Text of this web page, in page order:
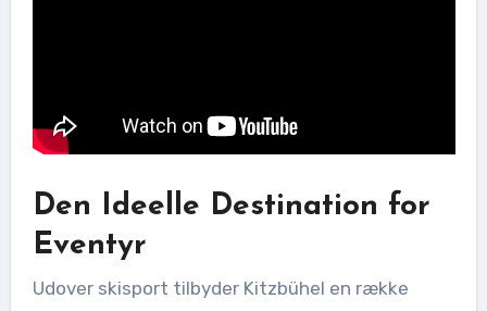
Den Ideelle Destination for
Eventyr
Udover skisport tilbyder Kitzbühel en række